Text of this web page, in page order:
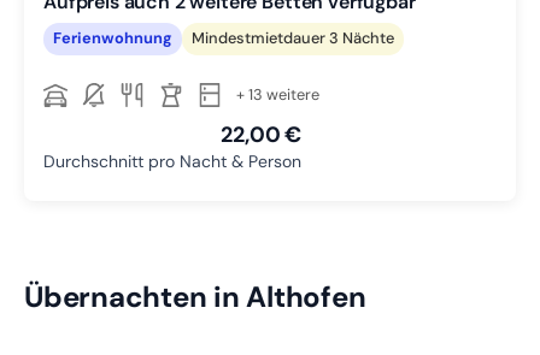
Ferienwohnung Mindestmietdauer 3 Nächte
+ 13 weitere
22,00 €
Durchschnitt pro Nacht & Person
Übernachten in Althofen